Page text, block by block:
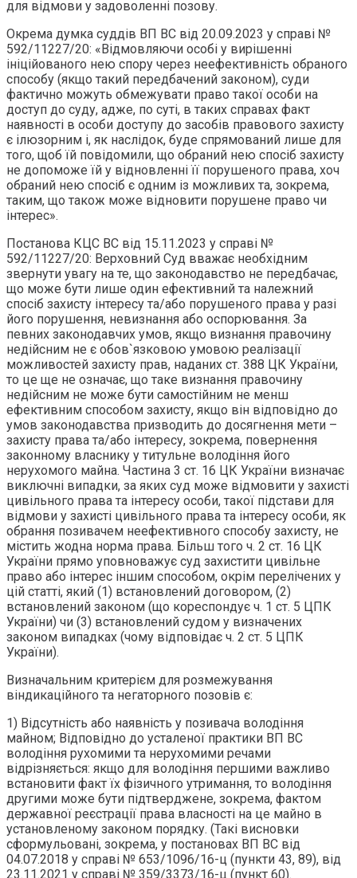
для відмови у задоволенні позову.
Окрема думка суддів ВП ВС від 20.09.2023 у справі №
592/11227/20: «Відмовляючи особі у вирішенні
ініційованого нею спору через неефективність обраного
способу (якщо такий передбачений законом), суди
фактично можуть обмежувати право такої особи на
доступ до суду, адже, по суті, в таких справах факт
наявності в особи доступу до засобів правового захисту
є ілюзорним і, як наслідок, буде спрямований лише для
того, щоб їй повідомили, що обраний нею спосіб захисту
не допоможе їй у відновленні її порушеного права, хоч
обраний нею спосіб є одним із можливих та, зокрема,
таким, що також може відновити порушене право чи
інтерес».
Постанова КЦС ВС від 15.11.2023 у справі №
592/11227/20: Верховний Суд вважає необхідним
звернути увагу на те, що законодавство не передбачає,
що може бути лише один ефективний та належний
спосіб захисту інтересу та/або порушеного права у разі
його порушення, невизнання або оспорювання. За
певних законодавчих умов, якщо визнання правочину
недійсним не є обов`язковою умовою реалізації
можливостей захисту прав, наданих cт. 388 ЦК України,
то це ще не означає, що таке визнання правочину
недійсним не може бути самостійним не менш
ефективним способом захисту, якщо він відповідно до
умов законодавства призводить до досягнення мети –
захисту права та/або інтересу, зокрема, повернення
законному власнику у титульне володіння його
нерухомого майна. Частина 3 ст. 16 ЦК України визначає
виключні випадки, за яких суд може відмовити у захисті
цивільного права та інтересу особи, такої підстави для
відмови у захисті цивільного права та інтересу особи, як
обрання позивачем неефективного способу захисту, не
містить жодна норма права. Більш того ч. 2 ст. 16 ЦК
України прямо уповноважує суд захистити цивільне
право або інтерес іншим способом, окрім перелічених у
цій статті, який (1) встановлений договором, (2)
встановлений законом (що кореспондує ч. 1 ст. 5 ЦПК
України) чи (3) встановлений судом у визначених
законом випадках (чому відповідає ч. 2 ст. 5 ЦПК
України).
Визначальним критерієм для розмежування
віндикаційного та негаторного позовів є:
1) Відсутність або наявність у позивача володіння
майном; Відповідно до усталеної практики ВП ВС
володіння рухомими та нерухомими речами
відрізняється: якщо для володіння першими важливо
встановити факт їх фізичного утримання, то володіння
другими може бути підтверджене, зокрема, фактом
державної реєстрації права власності на це майно в
установленому законом порядку. (Такі висновки
сформульовані, зокрема, у постановах ВП ВС від
04.07.2018 у справі № 653/1096/16-ц (пункти 43, 89), від
23.11.2021 у справі № 359/3373/16-ц (пункт 60).